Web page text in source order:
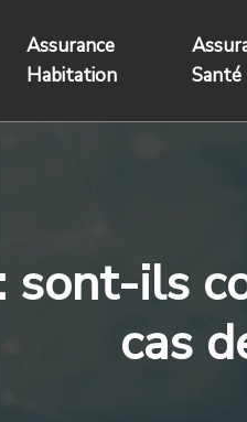
Assurance
Habitation
Santé
sont-ils
cas